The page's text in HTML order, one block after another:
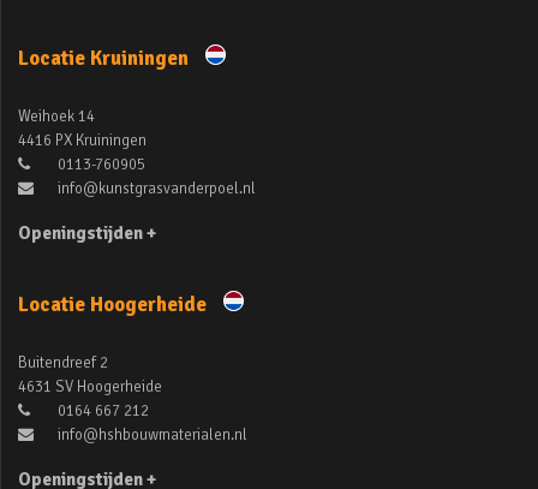
Locatie Kruiningen
Weihoek 14
4416 PX Kruiningen
0113-760905
info@kunstgrasvanderpoel.nl
Openingstijden +
Locatie Hoogerheide
Buitendreef 2
4631 SV Hoogerheide
0164 667 212
info@hshbouwmaterialen.nl
Openingstijden +